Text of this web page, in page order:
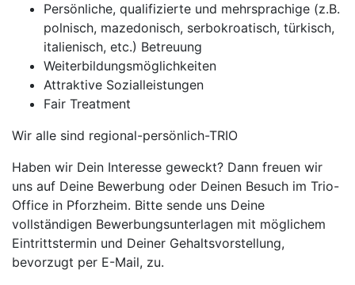
Persönliche, qualifizierte und mehrsprachige (z.B.
polnisch, mazedonisch, serbokroatisch, türkisch,
italienisch, etc.) Betreuung
Weiterbildungsmöglichkeiten
Attraktive Sozialleistungen
Fair Treatment
Wir alle sind regional-persönlich-TRIO
Haben wir Dein Interesse geweckt? Dann freuen wir
uns auf Deine Bewerbung oder Deinen Besuch im Trio-
Office in Pforzheim. Bitte sende uns Deine
vollständigen Bewerbungsunterlagen mit möglichem
Eintrittstermin und Deiner Gehaltsvorstellung,
bevorzugt per E-Mail, zu.